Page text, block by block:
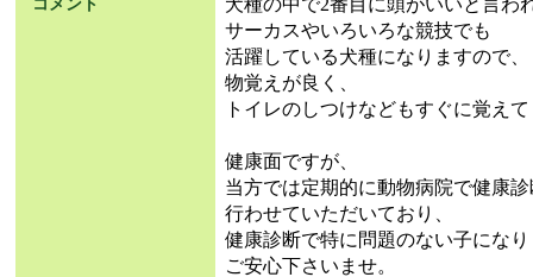
コメント
サーカスやいろいろな競技でも
活躍している犬種になりますので、
物覚えが良く、
トイレのしつけなどもすぐに覚え
健康面ですが、
当方では定期的に動物病院で健康
行わせていただいており、
健康診断で特に問題のない子にな
ご安心下さいませ。